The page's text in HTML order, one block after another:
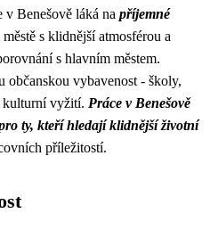
v Benešově láká na příjemné
s klidnější atmosférou a
s hlavním městem.
občanskou vybavenost - školy,
kulturní vyžití. Práce v Benešově
ty, kteří hledají klidnější životní
příležitostí.